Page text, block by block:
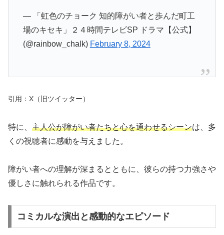
— 「虹色のチョーク 知的障がい者と歩んだ町工
場のキセキ」２４時間テレビSP ドラマ【公式】
(@rainbow_chalk) February 8, 2024
引用：X（旧ツイッター）
特に、 主人公が障がい者たちと心を通わせるシーンは、多
くの視聴者に感動を与えました。
障がい者への理解が深まるとともに、彼らの持つ力強さや
優しさに触れられる作品です。
コミカルな演出と感動的なエピソード